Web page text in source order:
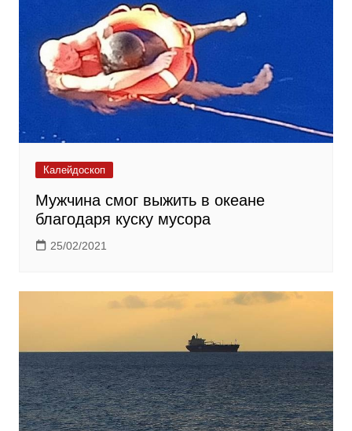
Калейдоскоп
Мужчина смог выжить в океане
благодаря куску мусора
25/02/2021